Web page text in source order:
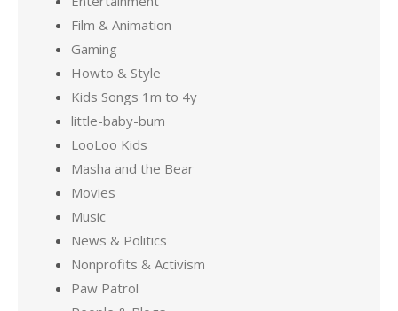
Film & Animation
Gaming
Howto & Style
Kids Songs 1m to 4y
little-baby-bum
LooLoo Kids
Masha and the Bear
Movies
Music
News & Politics
Nonprofits & Activism
Paw Patrol